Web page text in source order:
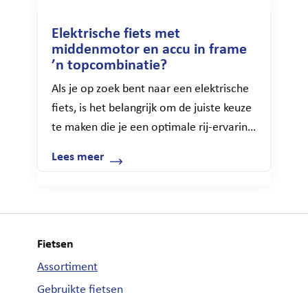
Elektrische fiets met
middenmotor en accu in frame
’n topcombinatie?
Als je op zoek bent naar een elektrische
fiets, is het belangrijk om de juiste keuze
te maken die je een optimale rij-ervaring
elektrische fiets met middenmotor en
fietsen. […]
Lees meer
Fietsen
Assortiment
Gebruikte fietsen